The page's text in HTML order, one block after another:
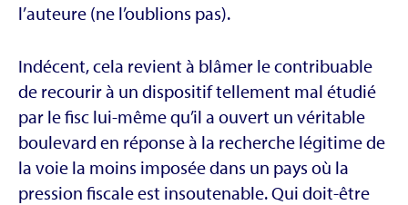
l’auteure (ne l’oublions pas).
Indécent, cela revient à blâmer le contribuable
de recourir à un dispositif tellement mal étudié
par le fisc lui-même qu’il a ouvert un véritable
boulevard en réponse à la recherche légitime de
la voie la moins imposée dans un pays où la
pression fiscale est insoutenable. Qui doit-être